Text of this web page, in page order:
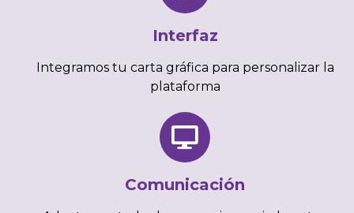
Interfaz
Integramos tu carta gráfica para personalizar la
plataforma
Comunicación